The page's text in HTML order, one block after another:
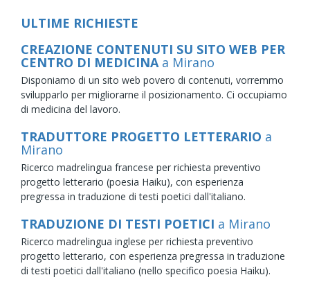
ULTIME RICHIESTE
CREAZIONE CONTENUTI SU SITO WEB PER
CENTRO DI MEDICINA a Mirano
Disponiamo di un sito web povero di contenuti, vorremmo
svilupparlo per migliorarne il posizionamento. Ci occupiamo
di medicina del lavoro.
TRADUTTORE PROGETTO LETTERARIO a
Mirano
Ricerco madrelingua francese per richiesta preventivo
progetto letterario (poesia Haiku), con esperienza
pregressa in traduzione di testi poetici dall'italiano.
TRADUZIONE DI TESTI POETICI a Mirano
Ricerco madrelingua inglese per richiesta preventivo
progetto letterario, con esperienza pregressa in traduzione
di testi poetici dall'italiano (nello specifico poesia Haiku).